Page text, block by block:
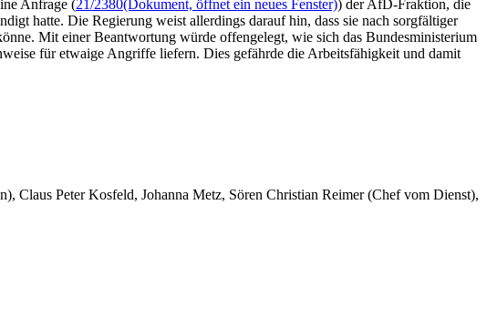
Anfrage (21/2380(Dokument, öffnet ein neues Fenster)) der AfD-Fraktion, die
hatte. Die Regierung weist allerdings darauf hin, dass sie nach sorgfältiger
Mit einer Beantwortung würde offengelegt, wie sich das Bundesministerium
für etwaige Angriffe liefern. Dies gefährde die Arbeitsfähigkeit und damit
Claus Peter Kosfeld, Johanna Metz, Sören Christian Reimer (Chef vom Dienst),